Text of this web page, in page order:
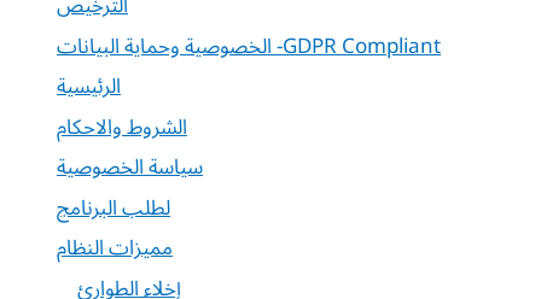
الخصوصية وحماية البيانات -GDPR Compliant
الرئيسية
الشروط والاحكام
سياسة الخصوصية
لطلب البرنامج
مميزات النظام
إخلاء الطوارئ